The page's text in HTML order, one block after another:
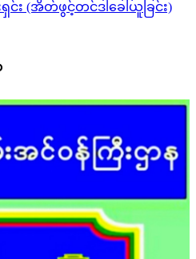
င်း (အိတ်ဖွင့်တင်ဒါခေါ်ယူခြင်း)